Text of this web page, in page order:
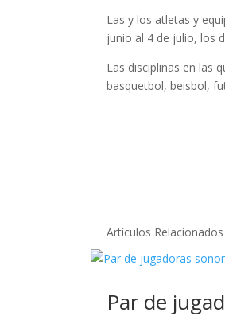
Las y los atletas y
junio al 4 de julio, los
Las disciplinas en las
basquetbol, beisbol,
Artículos Relacionados
Par de